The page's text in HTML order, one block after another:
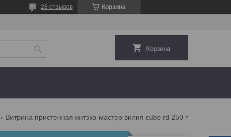
Корзина
28 отзывов
Корзина
Витрина пристенная интэко-мастер вилия сube rd 250 п вв